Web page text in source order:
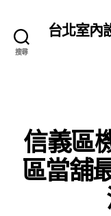
搜尋
台北室內
信義區
區當舖